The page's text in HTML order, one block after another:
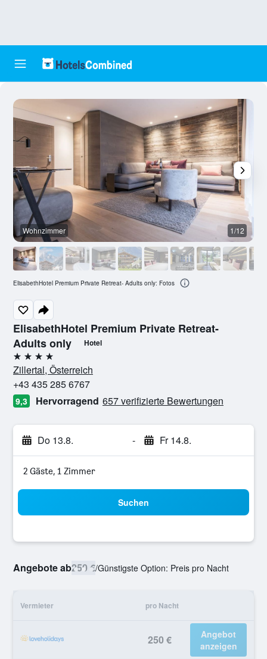
ElisabethHotel Premium Private Retreat-
Adults only
Hotel
4 Sterne
Zillertal, Österreich
+43 435 285 6767
9,3 Hervorragend 657 verifizierte Bewertungen
Do 13.8. - Fr 14.8.
2 Gäste, 1 Zimmer
Suchen
Angebote ab250 €/Günstigste Option: Preis pro Nacht
Vermieter pro Nacht
250 €
Angebot
anzeigen
Wohnzimmer 1/12
ElisabethHotel Premium Private Retreat- Adults only: Fotos